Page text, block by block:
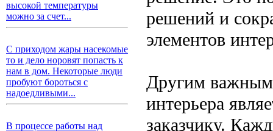
высокой температуры
можно за счет...
С приходом жары насекомые
то и дело норовят попасть к
нам в дом. Некоторые люди
пробуют бороться с
надоедливыми...
В процессе работы над
решений и
элементов
Другим важным
интерьера
заказчику.